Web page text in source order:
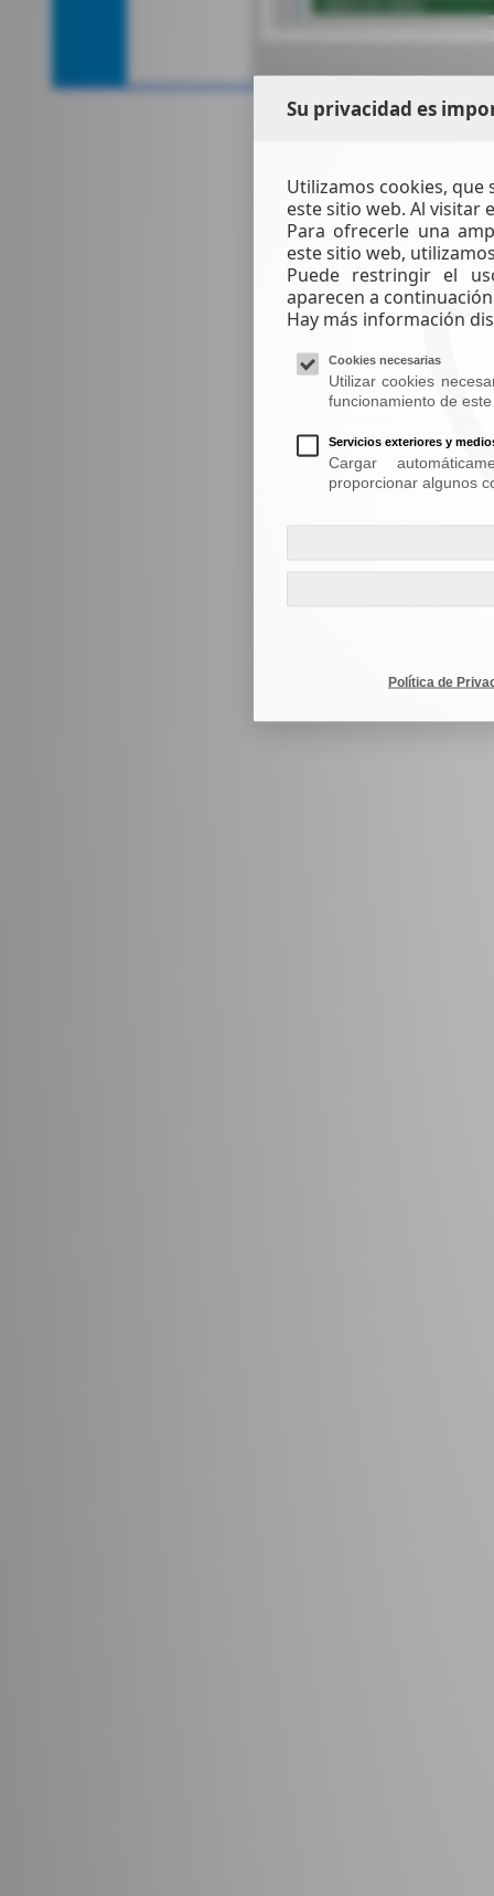
Su privacidad es
Utilizamos cookies, que
este sitio web. Al visitar
Para ofrecerle una
este sitio web,
Puede restringir el
aparecen a
Hay más información
Cookies necesarias
Utilizar cookies
funcionamiento de
Servicios exteriores y
Cargar
proporcionar algunos
Política de